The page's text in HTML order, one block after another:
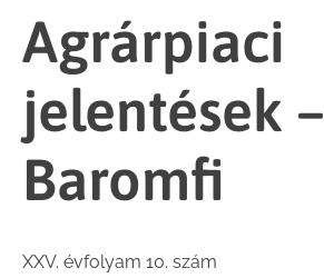
Agrárpiaci
jelentések –
Baromfi
XXV. évfolyam 10. szám